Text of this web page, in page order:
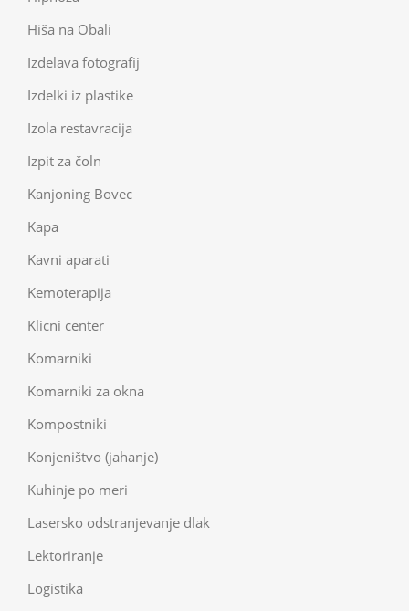
Hiša na Obali
Izdelava fotografij
Izdelki iz plastike
Izola restavracija
Izpit za čoln
Kanjoning Bovec
Kapa
Kavni aparati
Kemoterapija
Klicni center
Komarniki
Komarniki za okna
Kompostniki
Konjeništvo (jahanje)
Kuhinje po meri
Lasersko odstranjevanje dlak
Lektoriranje
Logistika